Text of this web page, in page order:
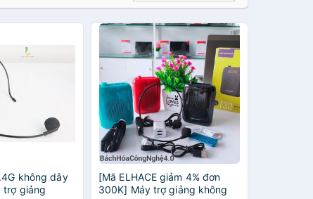
không dây
trợ giảng
[Mã ELHACE giảm 4% đơn
300K] Máy trợ giảng không